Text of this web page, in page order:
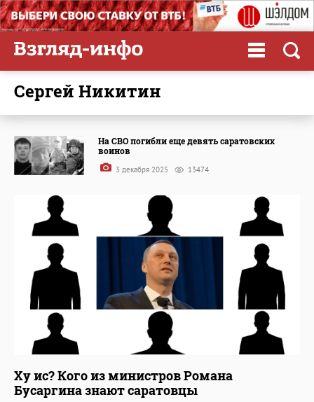
Сергей Никитин
На СВО погибли еще девять саратовских
воинов
3 декабря 2025 13474
Ху ис? Кого из министров Романа
Бусаргина знают саратовцы